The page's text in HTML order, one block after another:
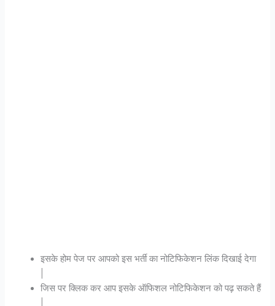
इसके होम पेज पर आपको इस भर्ती का नोटिफिकेशन लिंक दिखाई देगा
जिस पर क्लिक कर आप इसके ऑफिशल नोटिफिकेशन को पढ़ सकते हैं